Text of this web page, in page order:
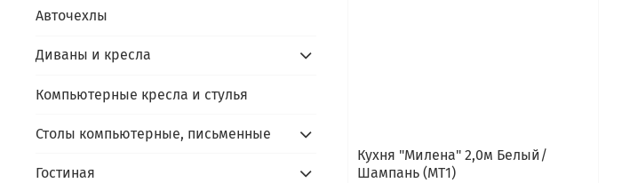
Кухня "Милена" 2,0м Белый/
Шампань (МТ1)
Авточехлы
Диваны и кресла
Компьютерные кресла и стулья
Столы компьютерные, письменные
Гостиная